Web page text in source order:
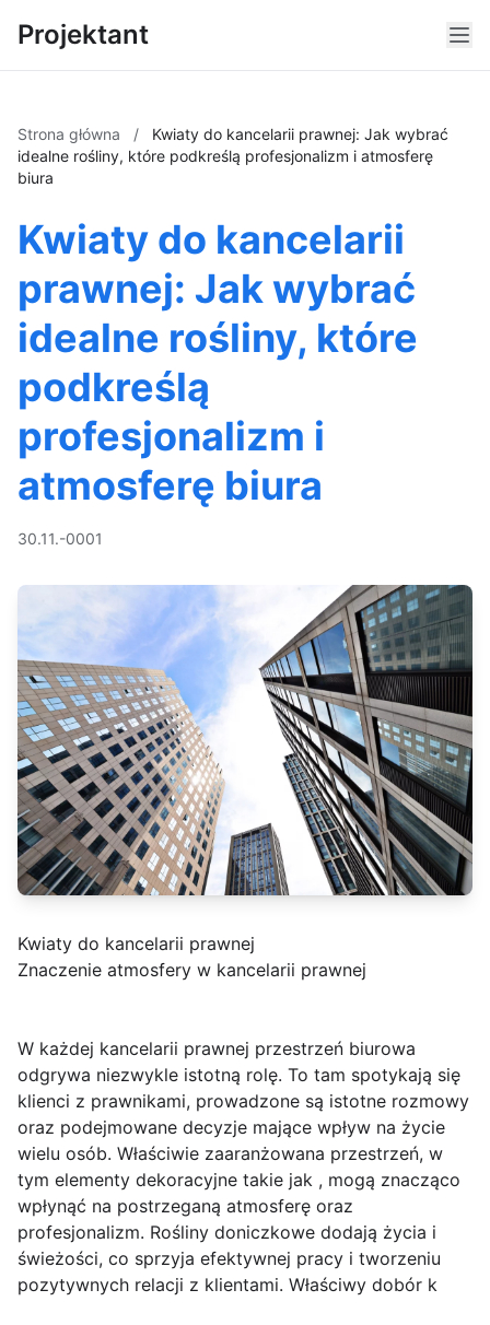
Projektant
Strona główna /
Kwiaty do kancelarii prawnej: Jak wybrać
idealne rośliny, które podkreślą profesjonalizm i atmosferę
biura
Kwiaty do kancelarii
prawnej: Jak wybrać
idealne rośliny, które
podkreślą
profesjonalizm i
atmosferę biura
30.11.-0001
Kwiaty do kancelarii prawnej
Znaczenie atmosfery w kancelarii prawnej
W każdej kancelarii prawnej przestrzeń biurowa
odgrywa niezwykle istotną rolę. To tam spotykają się
klienci z prawnikami, prowadzone są istotne rozmowy
oraz podejmowane decyzje mające wpływ na życie
wielu osób. Właściwie zaaranżowana przestrzeń, w
tym elementy dekoracyjne takie jak , mogą znacząco
wpłynąć na postrzeganą atmosferę oraz
profesjonalizm. Rośliny doniczkowe dodają życia i
świeżości, co sprzyja efektywnej pracy i tworzeniu
pozytywnych relacji z klientami. Właściwy dobór k